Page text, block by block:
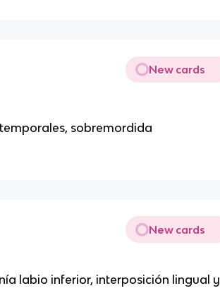
New cards
sobremordida
New cards
labio inferior, interposición lingual y